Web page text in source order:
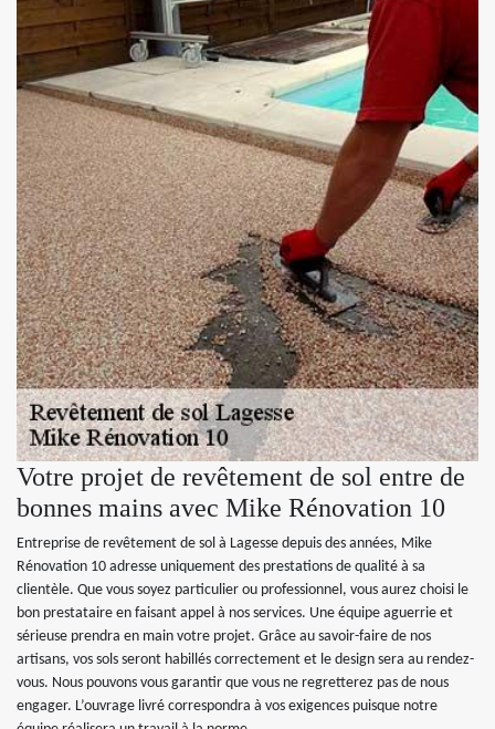
Votre projet de revêtement de sol entre de
bonnes mains avec Mike Rénovation 10
Entreprise de revêtement de sol à Lagesse depuis des années, Mike
Rénovation 10 adresse uniquement des prestations de qualité à sa
clientèle. Que vous soyez particulier ou professionnel, vous aurez choisi le
bon prestataire en faisant appel à nos services. Une équipe aguerrie et
sérieuse prendra en main votre projet. Grâce au savoir-faire de nos
artisans, vos sols seront habillés correctement et le design sera au rendez-
vous. Nous pouvons vous garantir que vous ne regretterez pas de nous
engager. L’ouvrage livré correspondra à vos exigences puisque notre